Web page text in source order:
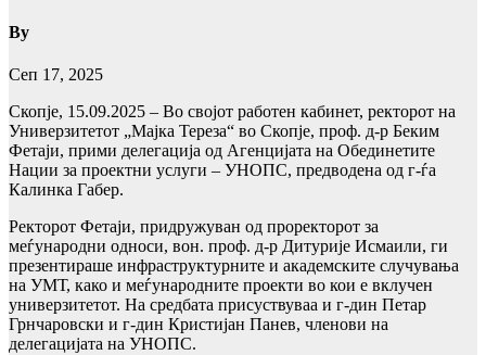
By
Сеп 17, 2025
Скопје, 15.09.2025 – Во својот работен кабинет, ректорот на
Универзитетот „Мајка Тереза“ во Скопје, проф. д-р Беким
Фетаји, прими делегација од Агенцијата на Обединетите
Нации за проектни услуги – УНОПС, предводена од г-ѓа
Калинка Габер.
Ректорот Фетаји, придружуван од проректорот за
меѓународни односи, вон. проф. д-р Дитурије Исмаили, ги
презентираше инфраструктурните и академските случувања
на УМТ, како и меѓународните проекти во кои е вклучен
универзитетот. На средбата присуствуваа и г-дин Петар
Грнчаровски и г-дин Кристијан Панев, членови на
делегацијата на УНОПС.